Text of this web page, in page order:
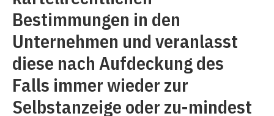
Bestimmungen in den
Unternehmen und veranlasst
diese nach Aufdeckung des
Falls immer wieder zur
Selbstanzeige oder zu-mindest